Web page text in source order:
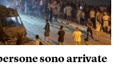
sono arrivate